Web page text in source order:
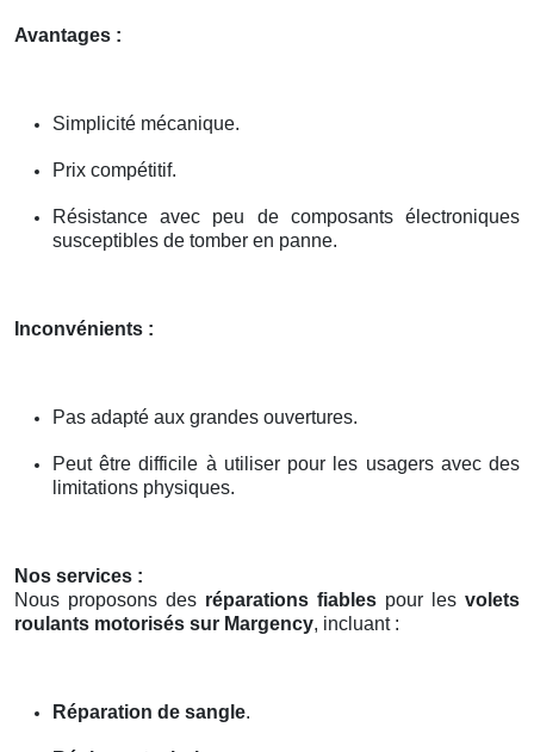
Avantages :
Simplicité mécanique.
Prix compétitif.
Résistance avec peu de composants électroniques
susceptibles de tomber en panne.
Inconvénients :
Pas adapté aux grandes ouvertures.
Peut être difficile à utiliser pour les usagers avec des
limitations physiques.
Nos services :
Nous proposons des réparations fiables pour les volets
roulants motorisés sur Margency, incluant :
Réparation de sangle.